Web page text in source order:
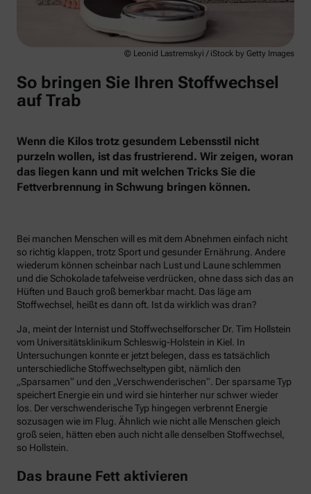
© Leonid Lastremskyi / iStock by Getty Images
So bringen Sie Ihren Stoffwechsel
auf Trab
Wenn die Kilos trotz gesundem Lebensstil nicht
purzeln wollen, ist das frustrierend. Wir zeigen, woran
das liegen kann und mit welchen Tricks Sie die
Fettverbrennung in Schwung bringen können.
Bei manchen Menschen will es mit dem Abnehmen einfach nicht
so richtig klappen, trotz Sport und gesunder Ernährung. Andere
wiederum können scheinbar nach Lust und Laune schlemmen
und die Schokolade tafelweise verdrücken, ohne dass sich das an
Hüften und Bauch groß bemerkbar macht. Das läge am
Stoffwechsel, heißt es dann oft. Ist da wirklich was dran?
Ja, meint der Internist und Stoffwechselforscher Dr. Tim Hollstein
vom Universitätsklinikum Schleswig-Holstein in Kiel. In
Untersuchungen konnte er jetzt belegen, dass es tatsächlich
unterschiedliche Stoffwechseltypen gibt, nämlich den
„Sparsamen“ und den „Verschwenderischen“. Der sparsame Typ
speichert Energie ein und wird sie hinterher nur schwer wieder
los. Der verschwenderische Typ hingegen verbrennt Energie
sozusagen wie im Flug. Ähnlich wie nicht alle Menschen gleich
groß seien, hätten eben auch nicht alle denselben Stoffwechsel,
so Hollstein.
Das braune Fett aktivieren